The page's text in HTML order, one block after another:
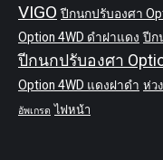
VIGO ปีกนกปรับองศา
Option 4WD ดำฝาแดง ปีก
ปีกนกปรับองศา
Option 4WD แดงฝาดำ ห่ว
อัพเกรด ไฟหน้า